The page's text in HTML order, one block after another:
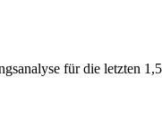
für die letzten